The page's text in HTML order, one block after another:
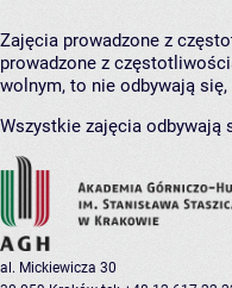
Zajęcia prowadzone z
prowadzone z
wolnym, to nie odbywają
Wszystkie zajęcia odbywają
al. Mickiewicza 30